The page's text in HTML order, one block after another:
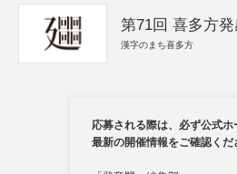
第71回 喜多方
漢字のまち喜多方
応募される際は、必ず公式ホ
最新の開催情報をご確認くだ